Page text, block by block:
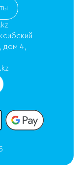
дом 4,